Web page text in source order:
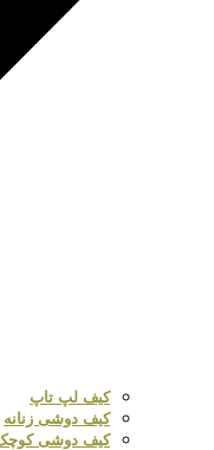
کیف لپ تاپ
کیف دوشی زنانه
کیف دوشی کوچک